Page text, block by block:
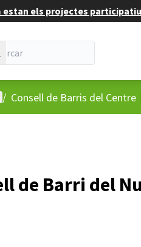
estan els projectes
d'usuari
/ Consell de Barris del Centre
de Barri del